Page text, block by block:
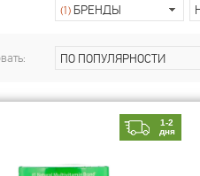
(1) БРЕНДЫ
ПО ПОПУЛЯРНОСТИ
1-2
дня